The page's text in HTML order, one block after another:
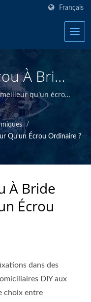
Français
À Bride
Écrou
De
De
qu'un écrou
professionnel
électriques et
En concevant
un contrôle de
en mesure
de haute qualité à
/
Qu'un Écrou Ordinaire ?
À Bride
Écrou
dans des
DIY aux
choix entre